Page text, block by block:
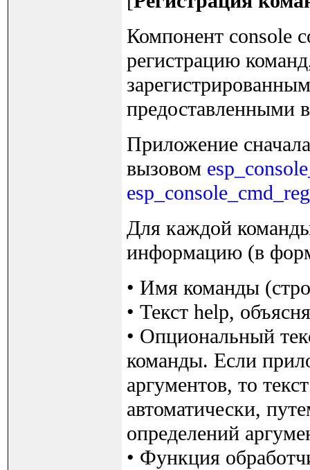
Компонент console
регистрацию
предоставленными
Приложение
вызовом
Для каждой
информацию (в
• Имя команды
• Текст help,
• Опциональный
команды. Если
аргументов, то
автоматически,
определений
• Функция